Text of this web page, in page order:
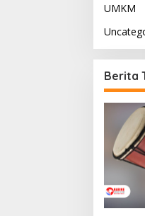
UMKM
Berita